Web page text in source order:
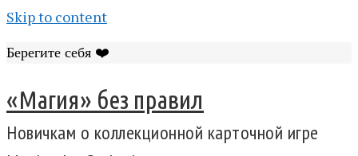
Skip to content
Берегите себя ❤️
«Магия» без правил
Новичкам о коллекционной карточной игре